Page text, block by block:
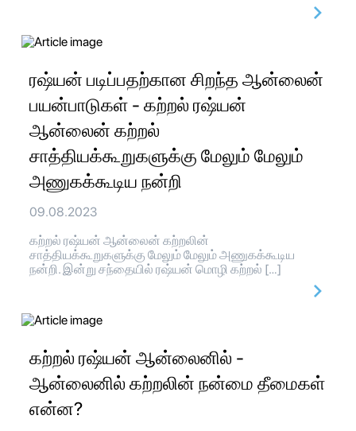
ரஷ்யன் படிப்பதற்கான சிறந்த ஆன்லைன்
பயன்பாடுகள் - கற்றல் ரஷ்யன்
ஆன்லைன் கற்றல்
சாத்தியக்கூறுகளுக்கு மேலும் மேலும்
அணுகக்கூடிய நன்றி
09.08.2023
கற்றல் ரஷ்யன் ஆன்லைன் கற்றலின்
சாத்தியக்கூறுகளுக்கு மேலும் மேலும் அணுகக்கூடிய
நன்றி. இன்று சந்தையில் ரஷ்யன் மொழி கற்றல் […]
கற்றல் ரஷ்யன் ஆன்லைனில் -
ஆன்லைனில் கற்றலின் நன்மை தீமைகள்
என்ன?